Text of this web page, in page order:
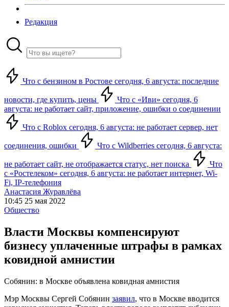
Редакция
Что с бензином в Ростове сегодня, 6 августа: последние
новости, где купить, цены
Что с «Иви» сегодня, 6
августа: не работает сайт, приложение, ошибки о соединении
Что с Roblox сегодня, 6 августа: не работает сервер, нет
соединения, ошибки Что с Wildberries сегодня, 6 августа:
не работает сайт, не отображается статус, нет поиска
Что
с «Ростелеком» сегодня, 6 августа: не работает интернет, Wi-
Fi, IP-телефония
Анастасия Журавлёва
10:45 25 мая 2022
Общество
Власти Москвы компенсируют
бизнесу уплаченные штрафы в рамках
ковидной амнистии
Собянин: в Москве объявлена ковидная амнистия
Мэр Москвы Сергей Собянин заявил, что в Москве вводится